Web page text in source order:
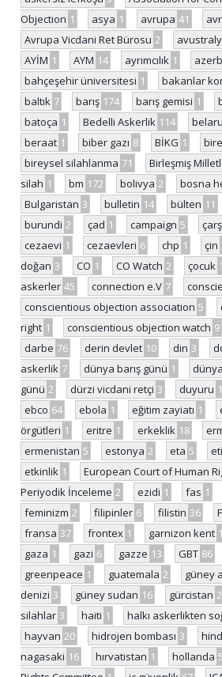
Objection 1 asya 1 avrupa 41
Avrupa Vicdani Ret Bürosu 2
AYİM 1 AYM 14 ayrımcılık 1
bahçeşehir üniversitesi 1 bakanlar
baltık 7 barış 174 barış gemisi 1
batoça 1 Bedelli Askerlik 114
beraat 1 biber gazı 8 BİKG 1
bireysel silahlanma 71 Birleşmiş
silah 1 bm 172 bolivya 2 bosna
Bulgaristan 3 bulletin 14 bülten 11
burundi 2 çad 1 campaign 5
cezaevi 1 cezaevleri 6 chp 1 çin
doğan 3 CO 1 CO Watch 2 çocuk
askerler 45 connection e.V 7
conscientious objection association 5
right 1 conscientious objection watch 9
darbe 76 derin devlet 10 din 3
askerlik 7 dünya barış günü 1
günü 2 dürzi vicdani retçi 3 duyuru 1
ebco 64 ebola 1 eğitim zayiatı 1
örgütleri 1 eritre 1 erkeklik 18
ermenistan 5 estonya 2 eta 5
etkinlik 1 European Court of Human
Periyodik İnceleme 2 ezidi 1 fas 1
feminizm 2 filipinler 6 filistin 36
fransa 37 frontex 1 garnizon kent 1
gaza 1 gazi 6 gazze 13 GBT 86
greenpeace 1 guatemala 2 güney
denizi 3 güney sudan 16 gürcistan 2
silahlar 3 haiti 1 halkı askerlikten
hayvan 20 hidrojen bombası 3
nagasaki 16 hırvatistan 1 hollanda 5